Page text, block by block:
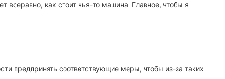
всеравно, как стоит чья-то машина. Главное, чтобы я
предпринять соответствующие меры, чтобы из-за таких